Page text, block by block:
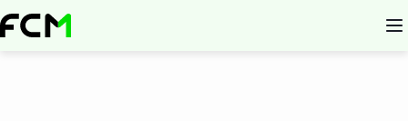
Overslaan
en